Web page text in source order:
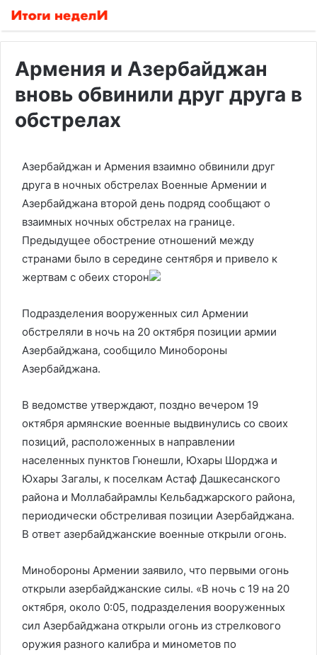
Армения и Азербайджан
вновь обвинили друг друга в
обстрелах
Азербайджан и Армения взаимно обвинили друг
друга в ночных обстрелах Военные Армении и
Азербайджана второй день подряд сообщают о
взаимных ночных обстрелах на границе.
Предыдущее обострение отношений между
странами было в середине сентября и привело к
жертвам с обеих сторон
Подразделения вооруженных сил Армении
обстреляли в ночь на 20 октября позиции армии
Азербайджана, сообщило Минобороны
Азербайджана.
В ведомстве утверждают, поздно вечером 19
октября армянские военные выдвинулись со своих
позиций, расположенных в направлении
населенных пунктов Гюнешли, Юхары Шорджа и
Юхары Загалы, к поселкам Астаф Дашкесанского
района и Моллабайрамлы Кельбаджарского района,
периодически обстреливая позиции Азербайджана.
В ответ азербайджанские военные открыли огонь.
Минобороны Армении заявило, что первыми огонь
открыли азербайджанские силы. «В ночь с 19 на 20
октября, около 0:05, подразделения вооруженных
сил Азербайджана открыли огонь из стрелкового
оружия разного калибра и минометов по